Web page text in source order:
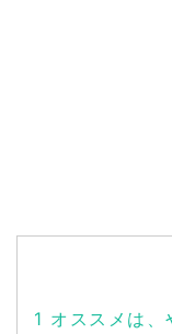
1 オススメは、